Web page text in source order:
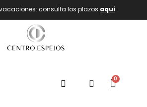
consulta los plazos aquí.